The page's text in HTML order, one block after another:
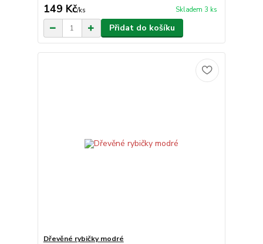
149 Kč/ks Skladem 3 ks
Přidat do košíku
Dřevěné rybičky modré